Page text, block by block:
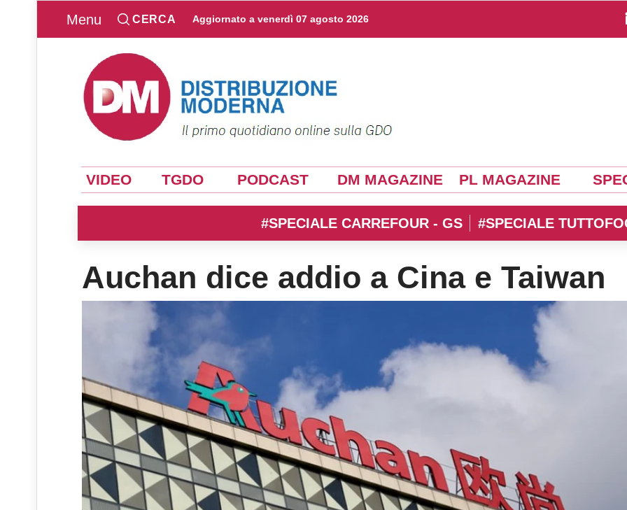
Menu CERCA Aggiornato a venerdì 07 agosto 2026
VIDEO TGDO PODCAST DM MAGAZINE PL MAGAZINE
#SPECIALE CARREFOUR - GS #SPECIALE
Auchan dice addio a Cina e Taiwan